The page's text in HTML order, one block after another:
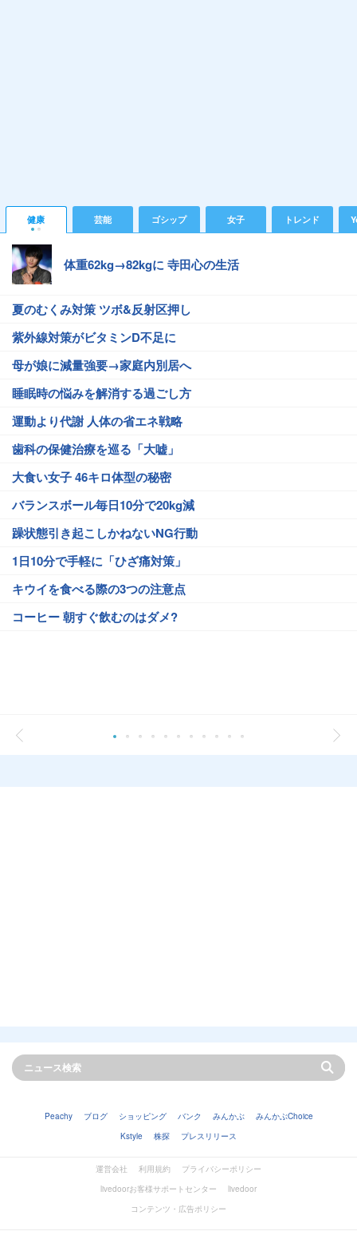
健康 芸能 ゴシップ 女子 トレンド
体重62kg→82kgに 寺田心の生活
夏のむくみ対策 ツボ&反射区押し
紫外線対策がビタミンD不足に
母が娘に減量強要→家庭内別居へ
睡眠時の悩みを解消する過ごし方
運動より代謝 人体の省エネ戦略
歯科の保健治療を巡る「大嘘」
大食い女子 46キロ体型の秘密
バランスボール毎日10分で20kg減
躁状態引き起こしかねないNG行動
1日10分で手軽に「ひざ痛対策」
キウイを食べる際の3つの注意点
コーヒー 朝すぐ飲むのはダメ?
Peachy ブログ ショッピング バンク みんかぶ
みんかぶChoice
Kstyle
株探 プレスリリース
運営会社 利用規約
プライバシーポリシー
livedoorお客様サポートセンター
livedoor
コンテンツ・広告ポリシー